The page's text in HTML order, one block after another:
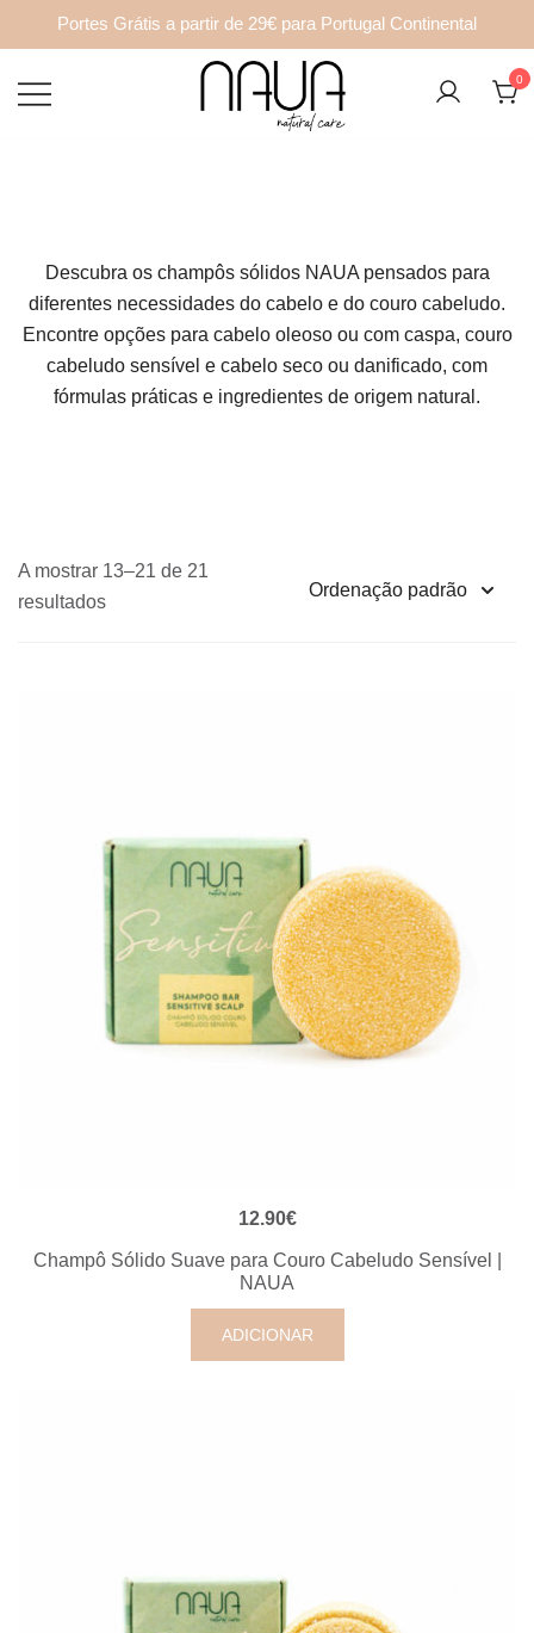
Portes Grátis a partir de 29€ para Portugal Continental
para
sólida, responsável e para toda a família.
0
Descubra os champôs sólidos NAUA pensados para
diferentes necessidades do cabelo e do couro cabeludo.
Encontre opções para cabelo oleoso ou com caspa, couro
cabeludo sensível e cabelo seco ou danificado, com
fórmulas práticas e ingredientes de origem natural.
A mostrar 13–21 de 21
resultados
VISUALIZAÇÃO RÁPIDA
12.90€
Champô Sólido Suave para Couro Cabeludo Sensível |
NAUA
ADICIONAR